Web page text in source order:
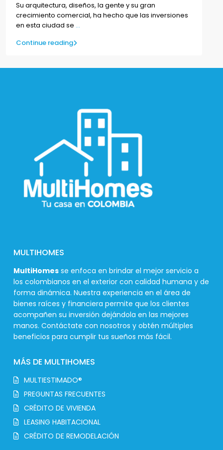
Su arquitectura, diseños, la gente y su gran
crecimiento comercial, ha hecho que las inversiones
en esta ciudad se ...
Continue reading
MULTIHOMES
MultiHomes se enfoca en brindar el mejor servicio a
los colombianos en el exterior con calidad humana y de
forma dinámica. Nuestra experiencia en el área de
bienes raíces y financiera permite que los clientes
acompañen su inversión dejándola en las mejores
manos. Contáctate con nosotros y obtén múltiples
beneficios para cumplir tus sueños más fácil.
MÁS DE MULTIHOMES
MULTIESTIMADO®
PREGUNTAS FRECUENTES
CRÉDITO DE VIVIENDA
LEASING HABITACIONAL
CRÉDITO DE REMODELACIÓN